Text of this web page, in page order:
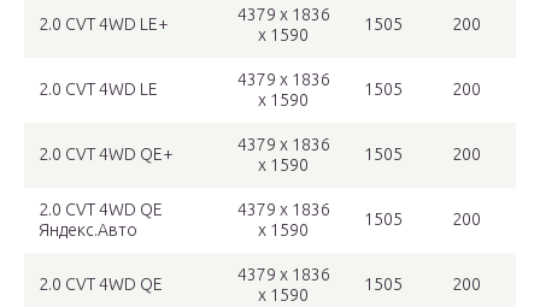
2.0 CVT 4WD LE+
4379 x 1836
x 1590
1505 200
2.0 CVT 4WD LE
4379 x 1836
x 1590
1505 200
2.0 CVT 4WD QE+
4379 x 1836
x 1590
1505 200
2.0 CVT 4WD QE
Яндекс.Авто
4379 x 1836
x 1590
1505 200
2.0 CVT 4WD QE
4379 x 1836
x 1590
1505 200